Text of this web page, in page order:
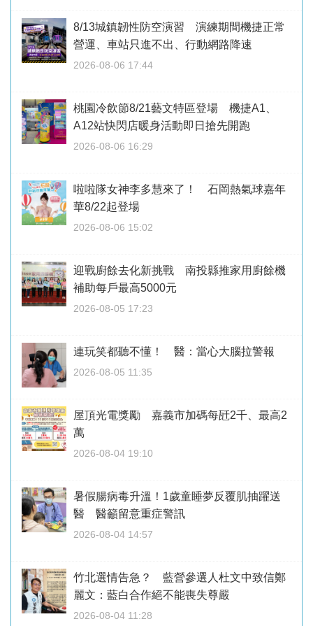
8/13城鎮韌性防空演習 演練期間機捷正常
營運、車站只進不出、行動網路降速
2026-08-06 17:44
桃園冷飲節8/21藝文特區登場 機捷A1、
A12站快閃店暖身活動即日搶先開跑
2026-08-06 16:29
啦啦隊女神李多慧來了！ 石岡熱氣球嘉年
華8/22起登場
2026-08-06 15:02
迎戰廚餘去化新挑戰 南投縣推家用廚餘機
補助每戶最高5000元
2026-08-05 17:23
連玩笑都聽不懂！ 醫：當心大腦拉警報
2026-08-05 11:35
屋頂光電獎勵 嘉義市加碼每瓩2千、最高2
萬
2026-08-04 19:10
暑假腸病毒升溫！1歲童睡夢反覆肌抽躍送
醫 醫籲留意重症警訊
2026-08-04 14:57
竹北選情告急？ 藍營參選人杜文中致信鄭
麗文：藍白合作絕不能喪失尊嚴
2026-08-04 11:28